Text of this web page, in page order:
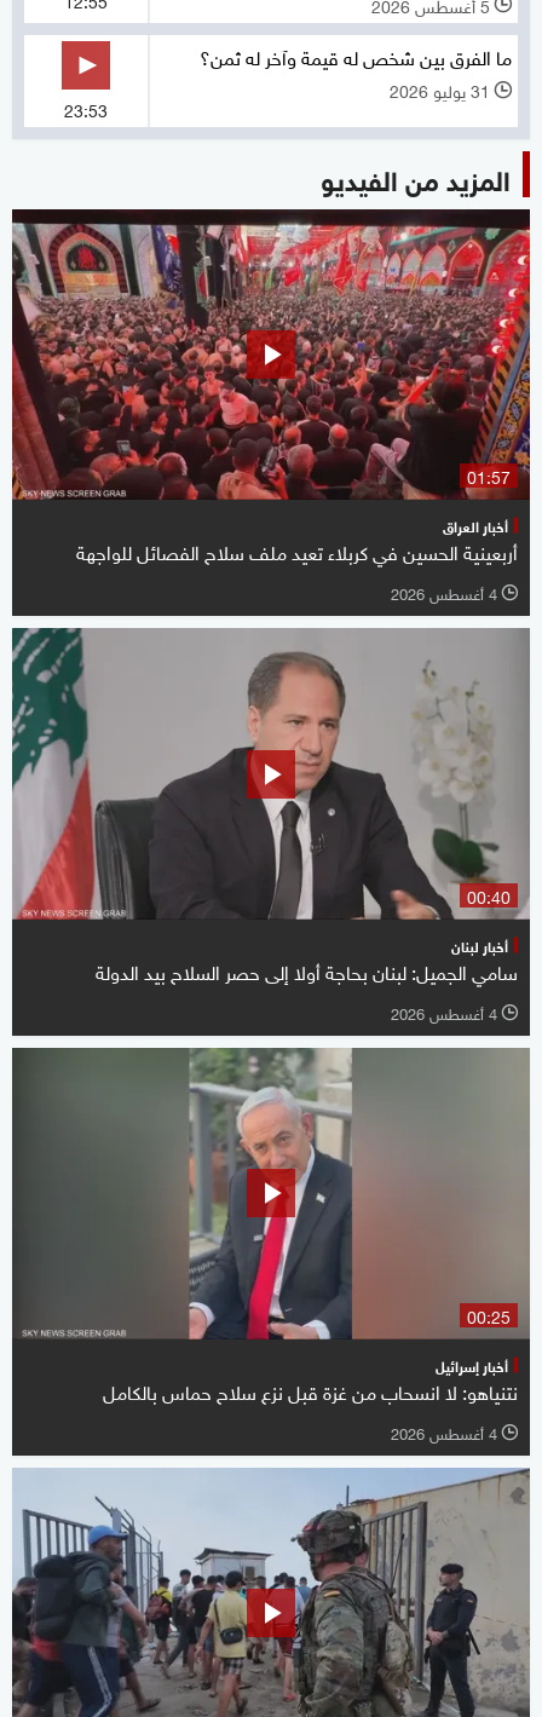
l
ما الفرق بين شخص له قيمة وآخر له ثمن؟
l 31 يوليو 2026
23:53
المزيد من الفيديو
01:57
أخبار العراق
أربعينية الحسين في كربلاء تعيد ملف سلاح الفصائل للواجهة
l 4 أغسطس 2026
00:40
أخبار لبنان
سامي الجميل: لبنان بحاجة أولا إلى حصر السلاح بيد الدولة
l 4 أغسطس 2026
00:25
أخبار إسرائيل
نتنياهو: لا انسحاب من غزة قبل نزع سلاح حماس بالكامل
l 4 أغسطس 2026